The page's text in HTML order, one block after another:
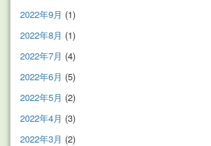
2022年9月 (1)
2022年8月 (1)
2022年7月 (4)
2022年6月 (5)
2022年5月 (2)
2022年4月 (3)
2022年3月 (2)